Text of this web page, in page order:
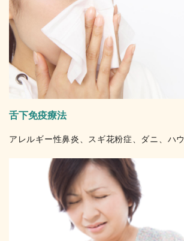
舌下免疫療法
アレルギー性鼻炎、スギ花粉症、ダニ、ハ